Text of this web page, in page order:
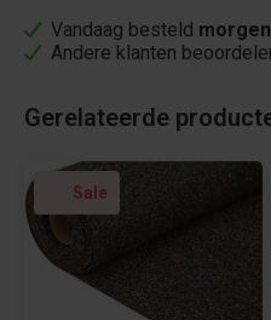
Vandaag besteld
Andere klanten
Gerelateerde
Sale